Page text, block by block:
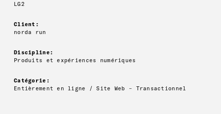
LG2
Client:
norda run
Discipline:
Produits et expériences numériques
Catégorie:
Entièrement en ligne / Site Web – Transactionnel